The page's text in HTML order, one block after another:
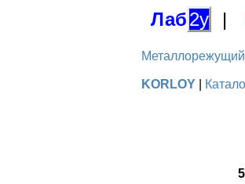
Лаб2у |
Металлорежущий
KORLOY